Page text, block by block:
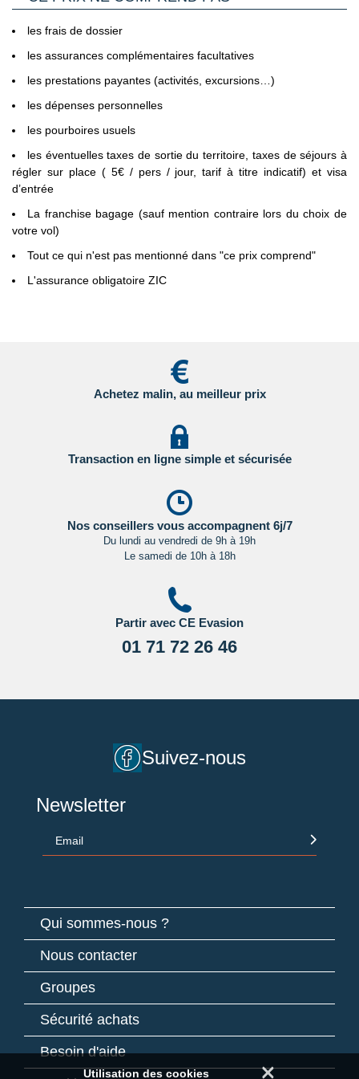
C’est pourquoi il est impératif de privilégier un passeport
valide à une Carte Nationale d'Identité expirée, même dans
françaises comme toujours en cours de validité.
Voyageurs mineurs voyageant seul: les formalités à
Cliquant ici.
Transit par la Grande Bretagne, les Etat-Unis et le Canada
des formalités spécifiques s'appliquent. Nous vous invitons à
consulter les sites ci-dessous pour plus d’information :
en
Cliquant ici.
Cliquant ici.
Pour les passagers binationaux ou de nationalité étrangère
il est préférable de vous rapprocher du consulat ou de
l’ambassade du pays de destination et de transit.
Les formalités administratives et sanitaires étant
susceptibles de changer entre votre réservation et votre
départ, nous vous recommandons vivement de consulter
les frais de dossier
les assurances complémentaires facultatives
les prestations payantes (activités, excursions…)
les dépenses personnelles
les pourboires usuels
les éventuelles taxes de sortie du territoire, taxes de séjours à
régler sur place ( 5€ / pers / jour, tarif à titre indicatif) et visa
d’entrée
La franchise bagage (sauf mention contraire lors du choix de
votre vol)
Tout ce qui n'est pas mentionné dans "ce prix comprend"
L'assurance obligatoire ZIC
Achetez malin, au meilleur prix
Transaction en ligne simple et sécurisée
Nos conseillers vous accompagnent 6j/7
Du lundi au vendredi de 9h à 19h
Le samedi de 10h à 18h
Partir avec CE Evasion
01 71 72 26 46
Suivez-nous
Newsletter
Email
Qui sommes-nous ?
Nous contacter
Groupes
Sécurité achats
Besoin d'aide
×
Utilisation des cookies